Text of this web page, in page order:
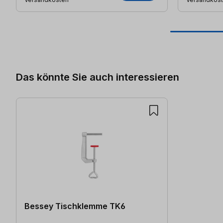
Das könnte Sie auch interessieren
Bessey Tischklemme TK6